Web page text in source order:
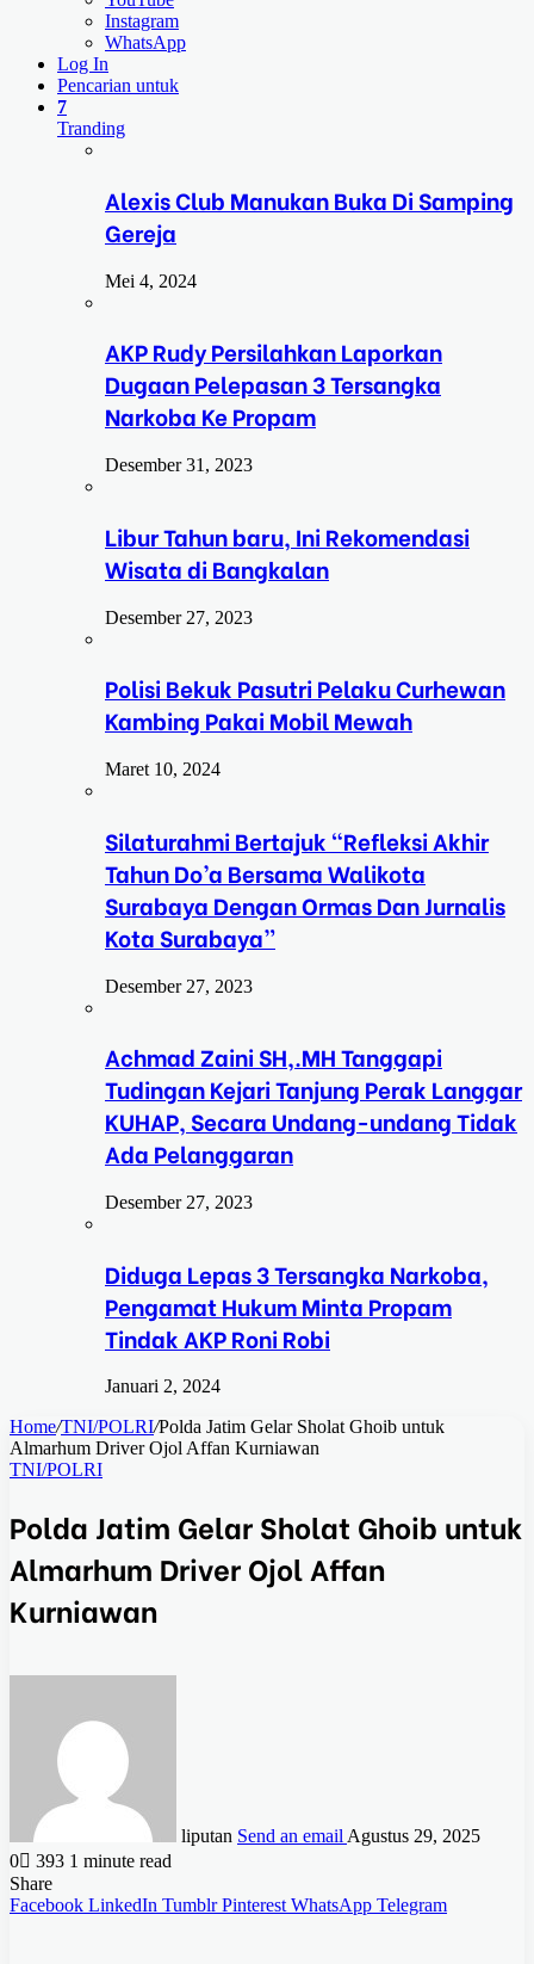
Instagram
WhatsApp
Log In
Pencarian untuk
7
Tranding
Alexis Club Manukan Buka Di Samping
Gereja
Mei 4, 2024
AKP Rudy Persilahkan Laporkan
Dugaan Pelepasan 3 Tersangka
Narkoba Ke Propam
Desember 31, 2023
Libur Tahun baru, Ini Rekomendasi
Wisata di Bangkalan
Desember 27, 2023
Polisi Bekuk Pasutri Pelaku Curhewan
Kambing Pakai Mobil Mewah
Maret 10, 2024
Silaturahmi Bertajuk “Refleksi Akhir
Tahun Do’a Bersama Walikota
Surabaya Dengan Ormas Dan Jurnalis
Kota Surabaya”
Desember 27, 2023
Achmad Zaini SH,.MH Tanggapi
Tudingan Kejari Tanjung Perak Langgar
KUHAP, Secara Undang-undang Tidak
Ada Pelanggaran
Desember 27, 2023
Diduga Lepas 3 Tersangka Narkoba,
Pengamat Hukum Minta Propam
Tindak AKP Roni Robi
Januari 2, 2024
Home/TNI/POLRI/Polda Jatim Gelar Sholat Ghoib untuk
Almarhum Driver Ojol Affan Kurniawan
TNI/POLRI
Polda Jatim Gelar Sholat Ghoib untuk
Almarhum Driver Ojol Affan
Kurniawan
liputan Send an email Agustus 29, 2025
0
393 1 minute read
Share
Facebook LinkedIn Tumblr Pinterest WhatsApp Telegram